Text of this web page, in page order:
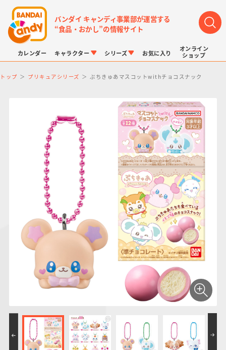
バンダイ キャンディ事業部が運営する
“食品・おかし”の情報サイト
カレンダー キャラクター
LINK TRAVELERS
仮面ライダーシリー
PROJECT R.E.D.・
スーパー戦隊シリー
ズ
プリキュアシリーズ
ガンダムシリーズ
ポケットモンスター
ドラゴンボール
アンパンマン
サンリオキャラクタ
ーズ
シリーズ
チョコボックス
キャラパキ
つりグミ
にふぉるめーしょん
＆スクエアシール
SMPシリーズ
ポケモンキッズ
ポケモンスケールワ
ールド
キャラデコ
お気に入り
オンライン
ショップ
トップ プリキュアシリーズ ぷちきゅあマスコットwithチョコスナック